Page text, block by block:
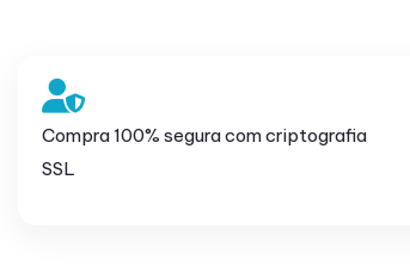
Compra 100% segura com criptografia
SSL